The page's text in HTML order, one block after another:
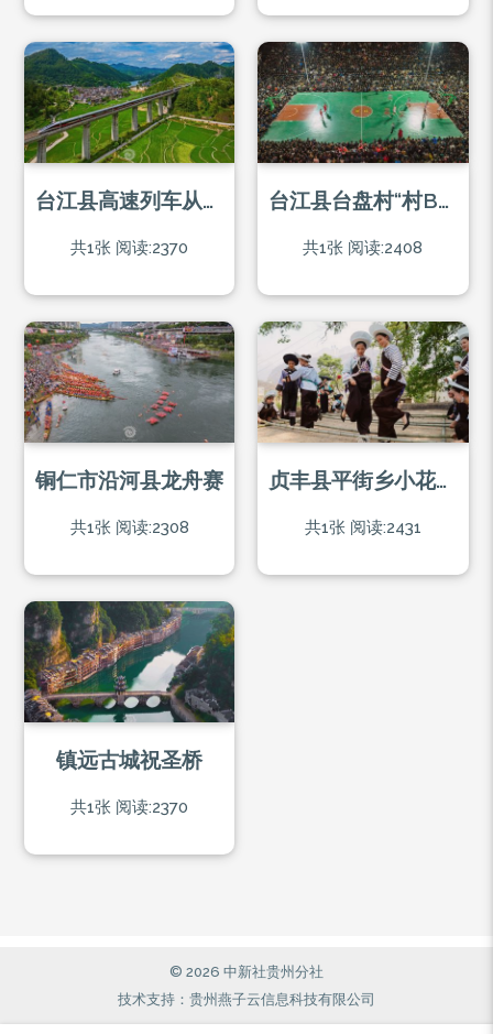
台江县高速列车从桥上通过
共1张 阅读:2370
台江县台盘村“村BA”比赛现场
共1张 阅读:2408
铜仁市沿河县龙舟赛
共1张 阅读:2308
贞丰县平街乡小花江村村民在跳竹竿舞
共1张 阅读:2431
镇远古城祝圣桥
共1张 阅读:2370
© 2026 中新社贵州分社
技术支持：贵州燕子云信息科技有限公司